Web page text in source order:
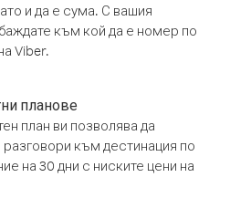
и да е сума. С вашия
към кой да е номер по
Viber.
планове
план ви позволява да
към дестинация по
на 30 дни с ниските цени на